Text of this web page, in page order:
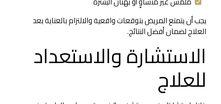
يجب أن يتمتع المريض بتوقعات واقعية والالتزام بالعناية بعد
العلاج لضمان أفضل النتائج.
الاستشارة والاستعداد
للعلاج